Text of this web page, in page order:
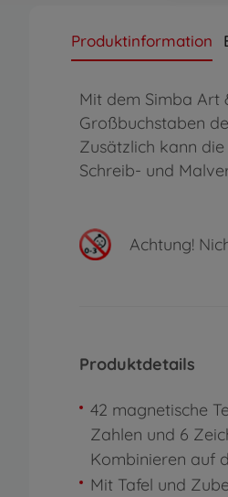
Produktinformation
Mit dem Simba Art
Großbuchstaben
Zusätzlich kann
Schreib- und
Achtung!
Produktdetails
42 magnetische
Zahlen und 6
Kombinieren auf
Mit Tafel und